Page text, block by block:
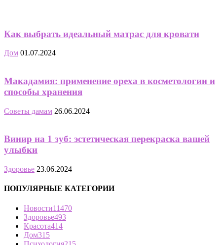
Как выбрать идеальный матрас для кровати
Дом 01.07.2024
Макадамия: применение ореха в косметологии и
способы хранения
Советы дамам 26.06.2024
Винир на 1 зуб: эстетическая перекраска вашей
улыбки
Здоровье 23.06.2024
ПОПУЛЯРНЫЕ КАТЕГОРИИ
Новости11470
Здоровье493
Красота414
Дом315